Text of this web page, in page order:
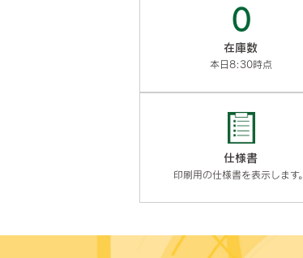
0
在庫数
本日8:30時点
仕様書
印刷用の仕様書を表示します。